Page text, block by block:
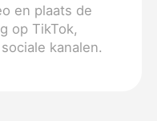
en plaats de
op TikTok,
kanalen.